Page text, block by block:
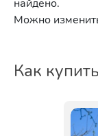
найдено.
Можно
Как купить